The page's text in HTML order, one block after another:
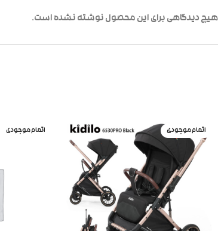
هیچ دیدگاهی برای این محصول نوشته نشده است.
اتمام موجودی اتمام موجودی